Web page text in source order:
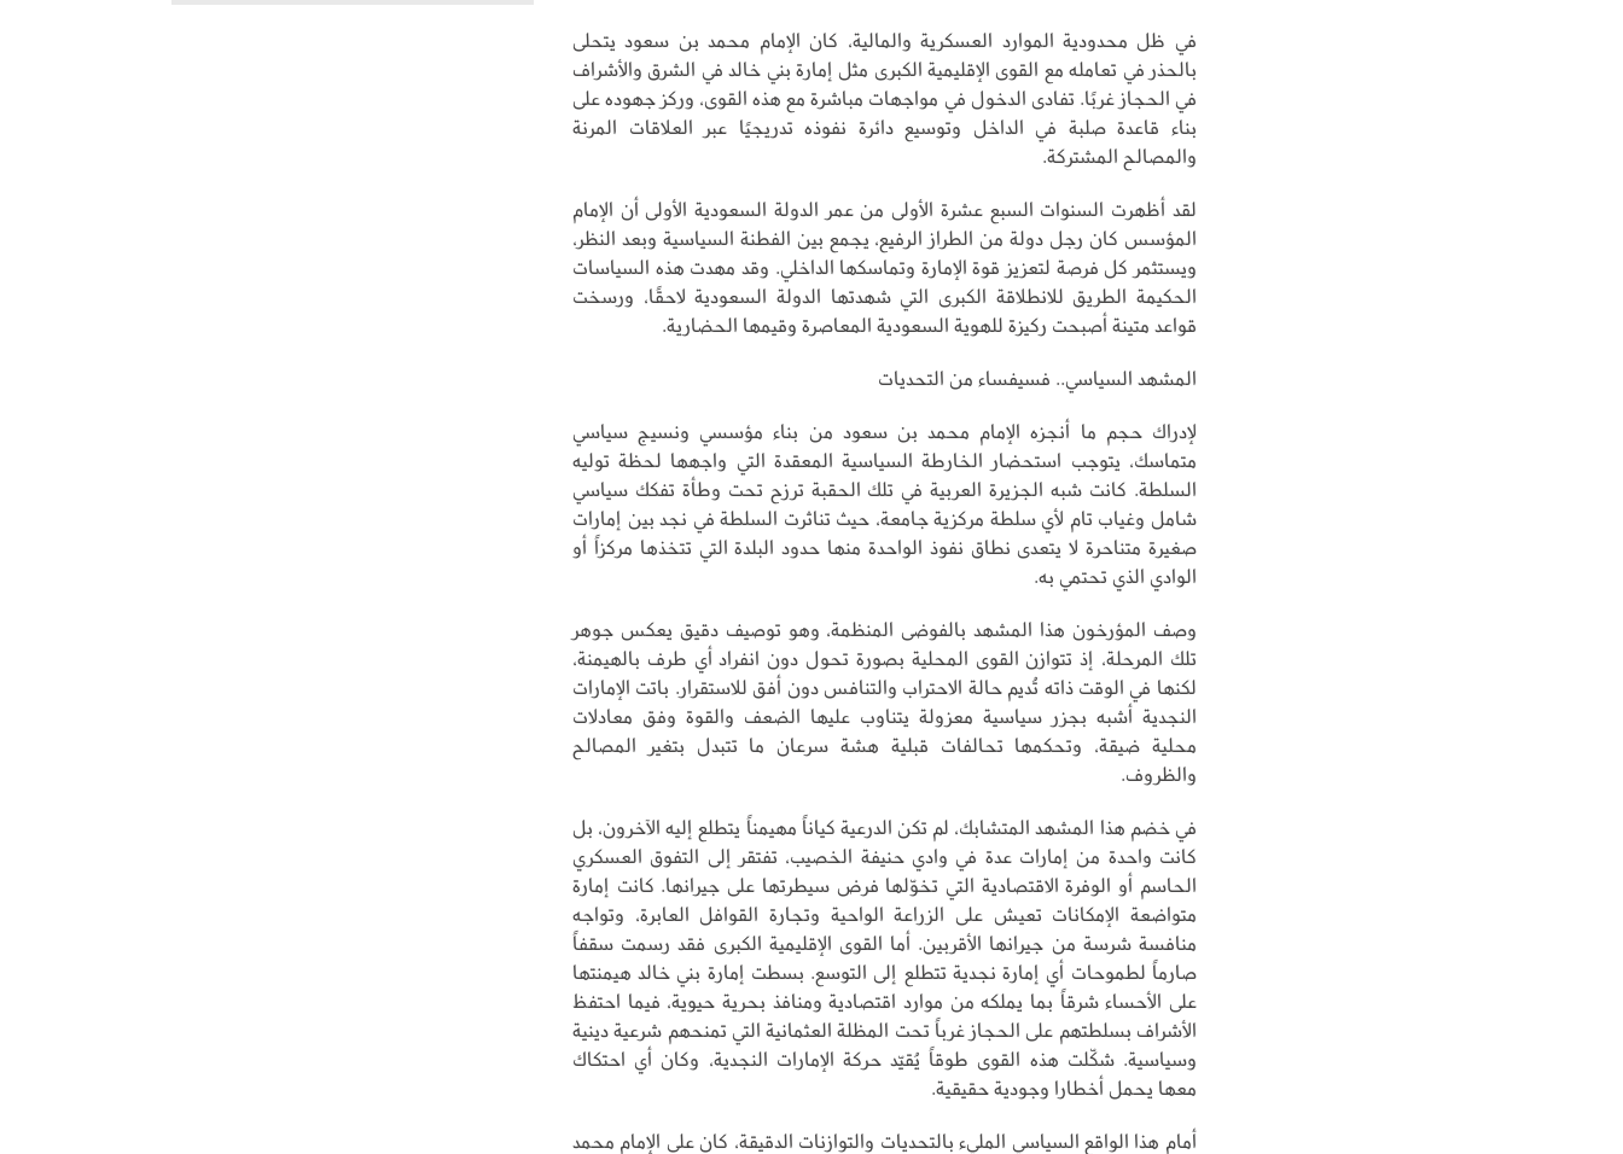
في ظل محدودية الموارد العسكرية والمالية، كان الإمام محمد بن سعود يتحلى
بالحذر في تعامله مع القوى الإقليمية الكبرى مثل إمارة بني خالد في الشرق والأشراف
في الحجاز غربًا. تفادى الدخول في مواجهات مباشرة مع هذه القوى، وركز جهوده على
بناء قاعدة صلبة في الداخل وتوسيع دائرة نفوذه تدريجيًا عبر العلاقات المرنة
والمصالح المشتركة.
لقد أظهرت السنوات السبع عشرة الأولى من عمر الدولة السعودية الأولى أن الإمام
المؤسس كان رجل دولة من الطراز الرفيع، يجمع بين الفطنة السياسية وبعد النظر،
ويستثمر كل فرصة لتعزيز قوة الإمارة وتماسكها الداخلي. وقد مهدت هذه السياسات
الحكيمة الطريق للانطلاقة الكبرى التي شهدتها الدولة السعودية لاحقًا، ورسخت
قواعد متينة أصبحت ركيزة للهوية السعودية المعاصرة وقيمها الحضارية.
المشهد السياسي.. فسيفساء من التحديات
لإدراك حجم ما أنجزه الإمام محمد بن سعود من بناء مؤسسي ونسيج سياسي
متماسك، يتوجب استحضار الخارطة السياسية المعقدة التي واجهها لحظة توليه
السلطة. كانت شبه الجزيرة العربية في تلك الحقبة ترزح تحت وطأة تفكك سياسي
شامل وغياب تام لأي سلطة مركزية جامعة، حيث تناثرت السلطة في نجد بين إمارات
صغيرة متناحرة لا يتعدى نطاق نفوذ الواحدة منها حدود البلدة التي تتخذها مركزاً أو
الوادي الذي تحتمي به.
وصف المؤرخون هذا المشهد بالفوضى المنظمة، وهو توصيف دقيق يعكس جوهر
تلك المرحلة، إذ تتوازن القوى المحلية بصورة تحول دون انفراد أي طرف بالهيمنة،
لكنها في الوقت ذاته تُديم حالة الاحتراب والتنافس دون أفق للاستقرار. باتت الإمارات
النجدية أشبه بجزر سياسية معزولة يتناوب عليها الضعف والقوة وفق معادلات
محلية ضيقة، وتحكمها تحالفات قبلية هشة سرعان ما تتبدل بتغير المصالح
والظروف.
في خضم هذا المشهد المتشابك، لم تكن الدرعية كياناً مهيمناً يتطلع إليه الآخرون، بل
كانت واحدة من إمارات عدة في وادي حنيفة الخصيب، تفتقر إلى التفوق العسكري
الحاسم أو الوفرة الاقتصادية التي تخوّلها فرض سيطرتها على جيرانها. كانت إمارة
متواضعة الإمكانات تعيش على الزراعة الواحية وتجارة القوافل العابرة، وتواجه
منافسة شرسة من جيرانها الأقربين. أما القوى الإقليمية الكبرى فقد رسمت سقفاً
صارماً لطموحات أي إمارة نجدية تتطلع إلى التوسع. بسطت إمارة بني خالد هيمنتها
على الأحساء شرقاً بما يملكه من موارد اقتصادية ومنافذ بحرية حيوية، فيما احتفظ
الأشراف بسلطتهم على الحجاز غرباً تحت المظلة العثمانية التي تمنحهم شرعية دينية
وسياسية. شكّلت هذه القوى طوقاً يُقيّد حركة الإمارات النجدية، وكان أي احتكاك
معها يحمل أخطارا وجودية حقيقية.
أمام هذا الواقع السياسي المليء بالتحديات والتوازنات الدقيقة، كان على الإمام محمد